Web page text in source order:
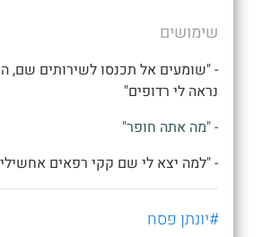
שימושים
- "שומעים אל תכנסו לשירותים שם,
נראה לי רדופים"
- "מה אתה חופר"
- "למה יצא לי שם קקי רפאים
#יונתן פסח